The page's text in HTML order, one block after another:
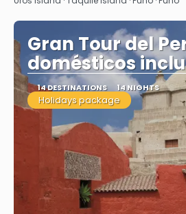
Gran Tour del
domésticos
14 DESTINATIONS 14 NIGHTS
Holidays package